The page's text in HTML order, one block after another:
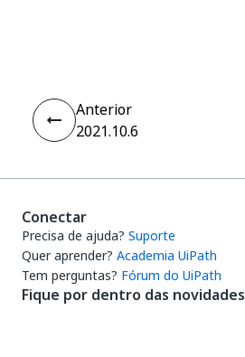
Anterior
2021.10.6
Conectar
Precisa de ajuda? Suporte
Quer aprender? Academia UiPath
Tem perguntas? Fórum do UiPath
Fique por dentro das novidades